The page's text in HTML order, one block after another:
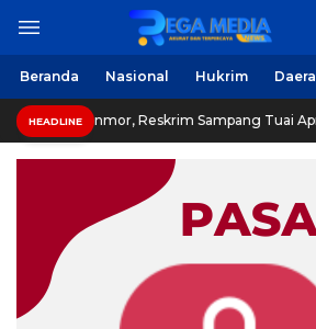
Beranda Nasional Hukrim
HEADLINE
Reskrim Sampang Tuai Apresiasi